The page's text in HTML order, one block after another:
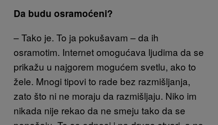
Da budu osramoćeni?
– Tako je. To ja pokušavam – da ih
osramotim. Internet omogućava ljudima da se
prikažu u najgorem mogućem svetlu, ako to
žele. Mnogi tipovi to rade bez razmišljanja,
zato što ni ne moraju da razmišljaju. Niko im
nikada nije rekao da ne smeju tako da se